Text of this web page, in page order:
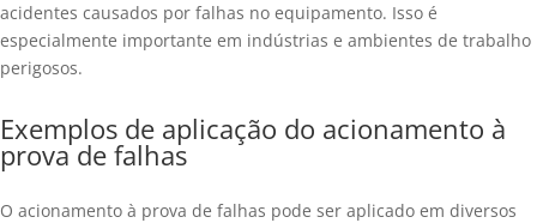
acidentes causados por falhas no equipamento. Isso é
especialmente importante em indústrias e ambientes de trabalho
perigosos.
Exemplos de aplicação do acionamento à
prova de falhas
O acionamento à prova de falhas pode ser aplicado em diversos